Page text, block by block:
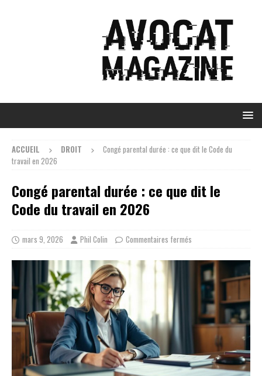
ACCUEIL DROIT
Congé parental durée : ce que dit le Code du
travail en 2026
Congé parental durée : ce que dit le
Code du travail en 2026
mars 9, 2026 Phil Colin Commentaires fermés